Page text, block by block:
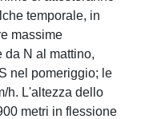
temporale, in
massime
da N al mattino,
nel pomeriggio; le
h. L'altezza dello
metri in flessione